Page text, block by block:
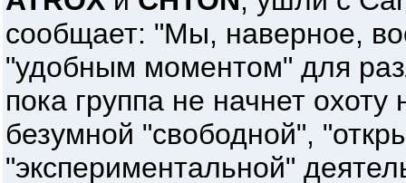
сообщает: "Мы, наверное,
"удобным моментом" для
пока группа не начнет
безумной "свободной",
"экспериментальной"